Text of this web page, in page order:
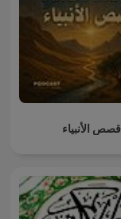
قصص الأنبياء